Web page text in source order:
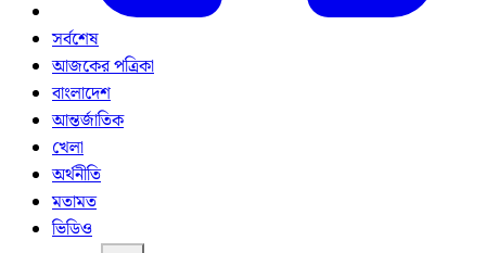
সর্বশেষ
আজকের পত্রিকা
বাংলাদেশ
আন্তর্জাতিক
খেলা
অর্থনীতি
মতামত
ভিডিও